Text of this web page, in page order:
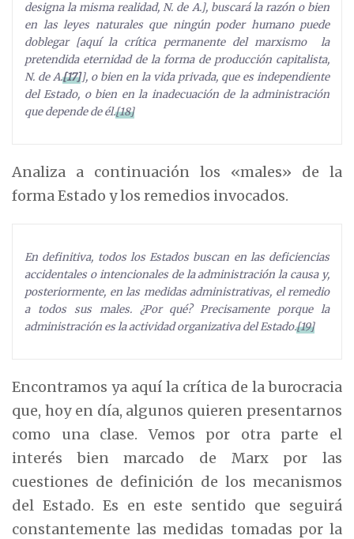
designa la misma realidad, N. de A.], buscará la razón o bien
en las leyes naturales que ningún poder humano puede
doblegar [aquí la crítica permanente del marxismo la
pretendida eternidad de la forma de producción capitalista,
N. de A.[17]], o bien en la vida privada, que es independiente
del Estado, o bien en la inadecuación de la administración
que depende de él.[18]
Analiza a continuación los «males» de la
forma Estado y los remedios invocados.
En definitiva, todos los Estados buscan en las deficiencias
accidentales o intencionales de la administración la causa y,
posteriormente, en las medidas administrativas, el remedio
a todos sus males. ¿Por qué? Precisamente porque la
administración es la actividad organizativa del Estado.[19]
Encontramos ya aquí la crítica de la burocracia
que, hoy en día, algunos quieren presentarnos
como una clase. Vemos por otra parte el
interés bien marcado de Marx por las
cuestiones de definición de los mecanismos
del Estado. Es en este sentido que seguirá
constantemente las medidas tomadas por la